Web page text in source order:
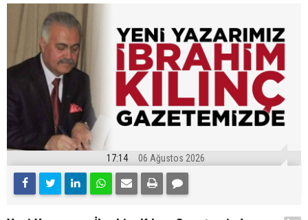
17:14 06 Ağustos 2026